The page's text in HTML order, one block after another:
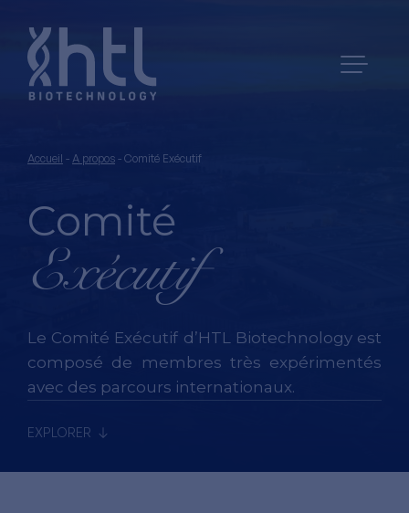
Accueil - A propos - Comité Exécutif
Comité
Exécutif
Le Comité Exécutif d’HTL Biotechnology est
composé de membres très expérimentés
avec des parcours internationaux.
EXPLORER